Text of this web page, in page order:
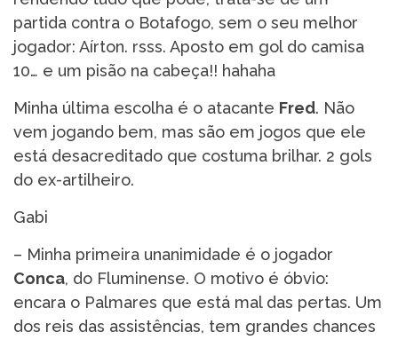
partida contra o Botafogo, sem o seu melhor
jogador: Aírton. rsss. Aposto em gol do camisa
10… e um pisão na cabeça!! hahaha
Minha última escolha é o atacante Fred. Não
vem jogando bem, mas são em jogos que ele
está desacreditado que costuma brilhar. 2 gols
do ex-artilheiro.
Gabi
– Minha primeira unanimidade é o jogador
Conca, do Fluminense. O motivo é óbvio:
encara o Palmares que está mal das pertas. Um
dos reis das assistências, tem grandes chances